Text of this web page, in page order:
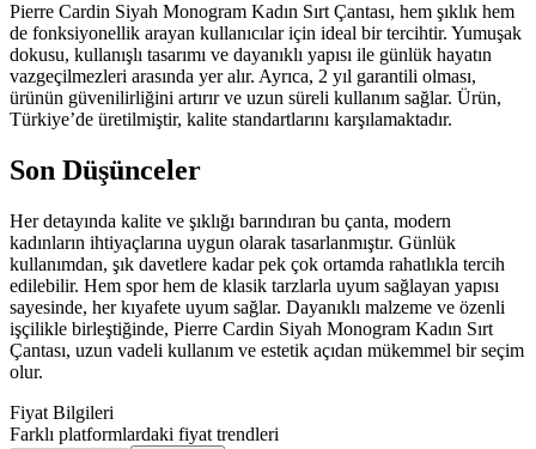
Pierre Cardin Siyah Monogram Kadın Sırt Çantası, hem şıklık hem
de fonksiyonellik arayan kullanıcılar için ideal bir tercihtir. Yumuşak
dokusu, kullanışlı tasarımı ve dayanıklı yapısı ile günlük hayatın
vazgeçilmezleri arasında yer alır. Ayrıca, 2 yıl garantili olması,
ürünün güvenilirliğini artırır ve uzun süreli kullanım sağlar. Ürün,
Türkiye’de üretilmiştir, kalite standartlarını karşılamaktadır.
Son Düşünceler
Her detayında kalite ve şıklığı barındıran bu çanta, modern
kadınların ihtiyaçlarına uygun olarak tasarlanmıştır. Günlük
kullanımdan, şık davetlere kadar pek çok ortamda rahatlıkla tercih
edilebilir. Hem spor hem de klasik tarzlarla uyum sağlayan yapısı
sayesinde, her kıyafete uyum sağlar. Dayanıklı malzeme ve özenli
işçilikle birleştiğinde, Pierre Cardin Siyah Monogram Kadın Sırt
Çantası, uzun vadeli kullanım ve estetik açıdan mükemmel bir seçim
olur.
Fiyat Bilgileri
Farklı platformlardaki fiyat trendleri